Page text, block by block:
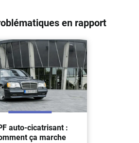
en rapport
auto-cicatrisant :
ça marche